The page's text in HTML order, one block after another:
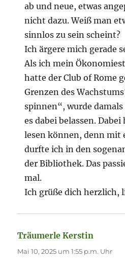
ab und neue, etwas
nicht dazu. Weiß man
sinnlos zu sein scheint?
Ich ärgere mich gerade
Als ich mein
hatte der Club of Rome
Grenzen des
spinnen“, wurde
es dabei belassen.
lesen können, denn mit
durfte ich in den
der Bibliothek. Das
mal.
Ich grüße dich herzlich,
Träumerle Kerstin
Mai 10, 2025 um 1:55 p.m. Uhr